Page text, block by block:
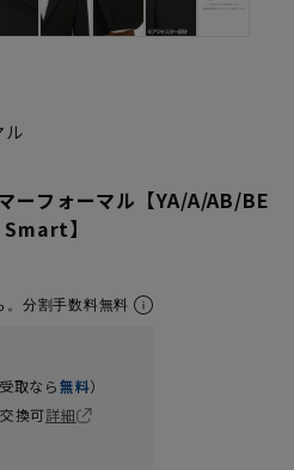
ル
ーフォーマル【YA/A/AB/BE
】
。分割手数料無料
取なら無料）
換可詳細